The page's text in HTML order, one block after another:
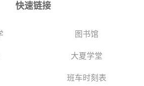
快速链接
图书馆
大夏学堂
班车时刻表